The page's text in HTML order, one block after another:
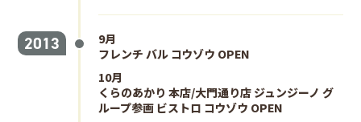
2013
9月
フレンチ バル コウゾウ OPEN
10月
くらのあかり 本店/大門通り店 ジュンジーノ グ
ループ参画 ビストロ コウゾウ OPEN